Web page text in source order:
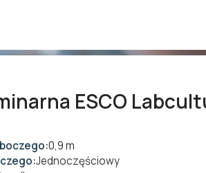
ESCO
0,9 m
Jednoczęściowy